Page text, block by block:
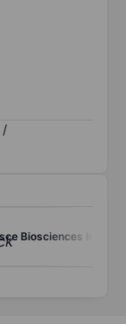
/
Biosciences Inc.